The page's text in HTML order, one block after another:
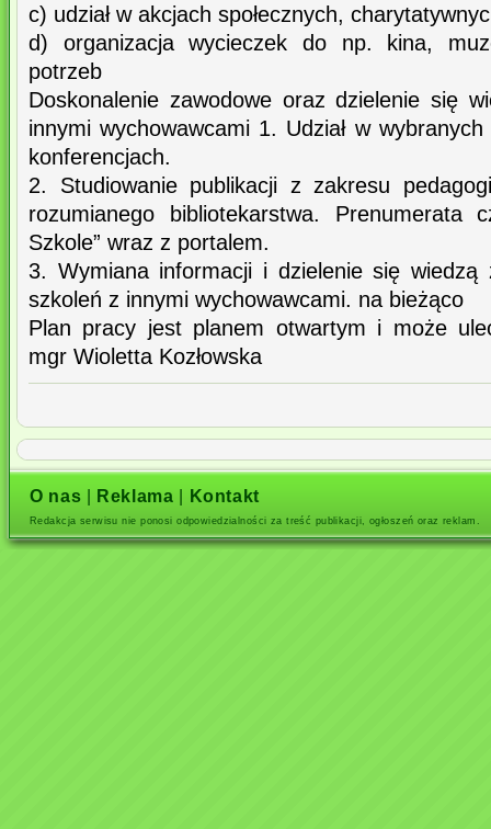
c) udział w akcjach społecznych,
d) organizacja wycieczek do np. kina,
potrzeb
Doskonalenie zawodowe oraz dzielenie się
innymi wychowawcami 1. Udział w
konferencjach.
2. Studiowanie publikacji z zakresu
rozumianego bibliotekarstwa. Prenumerata
Szkole” wraz z portalem.
3. Wymiana informacji i dzielenie się wiedzą
szkoleń z innymi wychowawcami. na bieżąco
Plan pracy jest planem otwartym i może
mgr Wioletta Kozłowska
O nas Reklama Kontakt
Redakcja serwisu nie ponosi odpowiedzialności za treść publikacji, ogłoszeń oraz reklam.